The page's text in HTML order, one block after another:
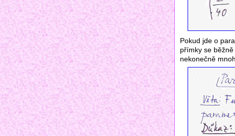
Pokud jde o
přímky se
nekonečně